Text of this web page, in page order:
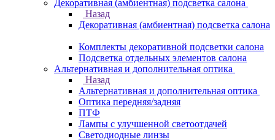
Декоративная (амбиентная) подсветка салона
Назад
Декоративная (амбиентная) подсветка салона
Комплекты декоративной подсветки салона
Подсветка отдельных элементов салона
Альтернативная и дополнительная оптика
Назад
Альтернативная и дополнительная оптика
Оптика передняя/задняя
ПТФ
Лампы с улучшенной светоотдачей
Светодиодные линзы